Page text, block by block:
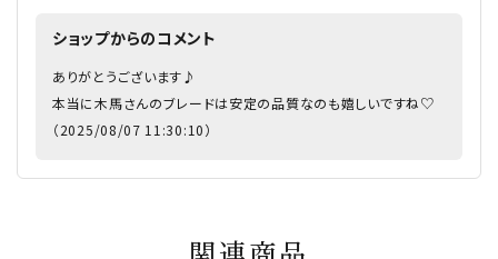
ショップからのコメント
ありがとうございます♪
本当に木馬さんのブレードは安定の品質なのも嬉しいですね♡
（2025/08/07 11:30:10）